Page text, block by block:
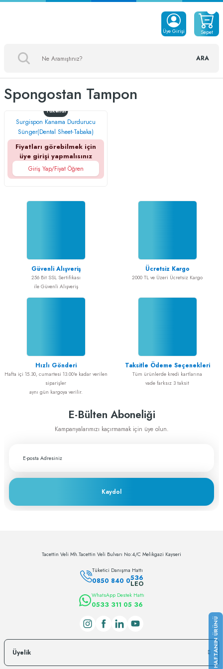
ARA
Üye Girişi Sepet
Spongostan Tampon
Tükendi
Surgispon Kanama Durdurucu
Sünger(Dental Sheet-Tabaka)
Fiyatları görebilmek için
üye girişi yapmalısınız
Giriş Yap/Fiyat Öğren
Güvenli Alışveriş
256 Bit SSL Sertifikası
ile Güvenli Alışveriş
Ücretsiz Kargo
2000 TL ve Üzeri Ücretsiz Kargo
Hızlı Gönderi
Hafta içi 15.30, cumartesi 13.00'e kadar verilen
siparişler
aynı gün kargoya verilir.
Taksitle Ödeme Seçenekleri
Tüm ürünlerde kredi kartlarına
vade farksız 3 taksit
E-Bülten Aboneliği
Kampanyalarımızı kaçırmamak için üye olun.
Kaydol
Tacettin Veli Mh.Tacettin Veli Bulvarı No:4/C Melikgazi Kayseri
Tüketici Danışma Hattı
0850 840 0536
LEO
WhatsApp Destek Hattı
0533 311 05 36
Üyelik